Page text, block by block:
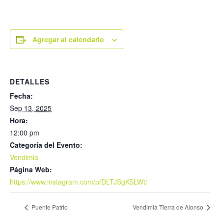
Agregar al calendario
DETALLES
Fecha:
Sep 13, 2025
Hora:
12:00 pm
Categoría del Evento:
Vendimia
Página Web:
https://www.instagram.com/p/DLTJSgKSLWt/
Puente Patrio Vendimia Tierra de Alonso